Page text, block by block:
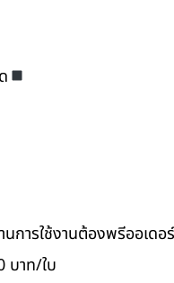
ารใช้งานต้องพรีออเดอ
บาท/ใบ